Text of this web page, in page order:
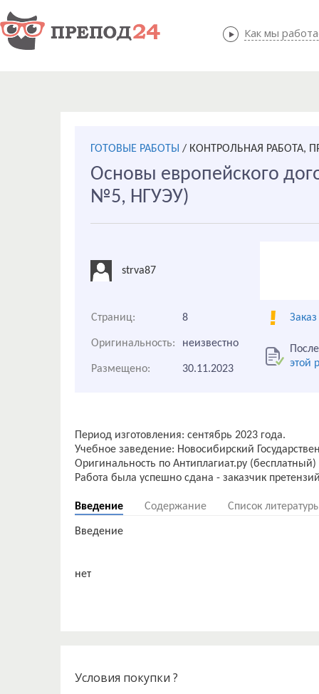
Как мы
Как мы
ГОТОВЫЕ РАБОТЫ / КОНТРОЛЬНАЯ РАБОТА,
Основы европейского
№5, НГУЭУ)
strva87
Страниц: 8
Оригинальность: неизвестно
этой
Размещено: 30.11.2023
Период изготовления: сентябрь 2023 года.
Учебное заведение: Новосибирский
Оригинальность по Антиплагиат.ру (бесплатный)
Введение Содержание Список
Введение
Условия покупки ?